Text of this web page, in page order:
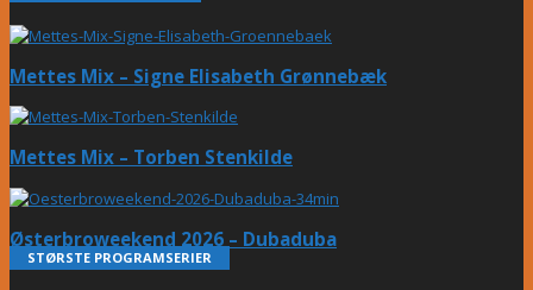
Mettes Mix – Signe Elisabeth Grønnebæk
Mettes Mix – Torben Stenkilde
Østerbroweekend 2026 – Dubaduba
STØRSTE PROGRAMSERIER